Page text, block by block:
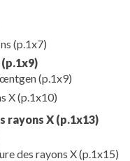
(p.1x7)
(p.1x9)
(p.1x9)
X(p.1x10)
rayons X (p.1x13)
des rayons X(p.1x15)